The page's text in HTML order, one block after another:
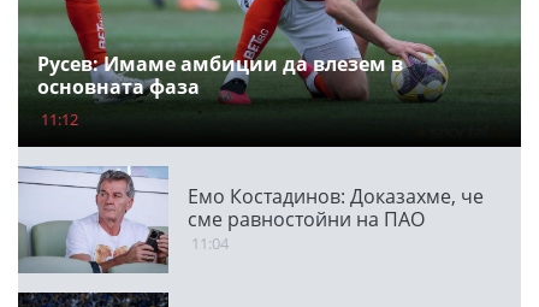
Русев: Имаме амбиции да влезем в
основната фаза
11:12
Емо Костадинов: Доказахме, че
сме равностойни на ПАО
11:04